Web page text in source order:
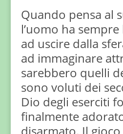
Quando pensa al
l’uomo ha
ad uscire dalla
ad immaginare
sarebbero quelli
sono voluti dei
Dio degli eserciti
finalmente